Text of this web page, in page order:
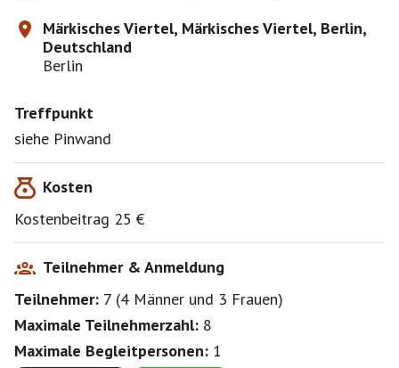
Märkisches Viertel, Märkisches Viertel, Berlin,
Deutschland
Berlin
Treffpunkt
siehe Pinwand
Kosten
Kostenbeitrag 25 €
Teilnehmer & Anmeldung
Teilnehmer: 7 (4 Männer und 3 Frauen)
Maximale Teilnehmerzahl: 8
Maximale Begleitpersonen: 1